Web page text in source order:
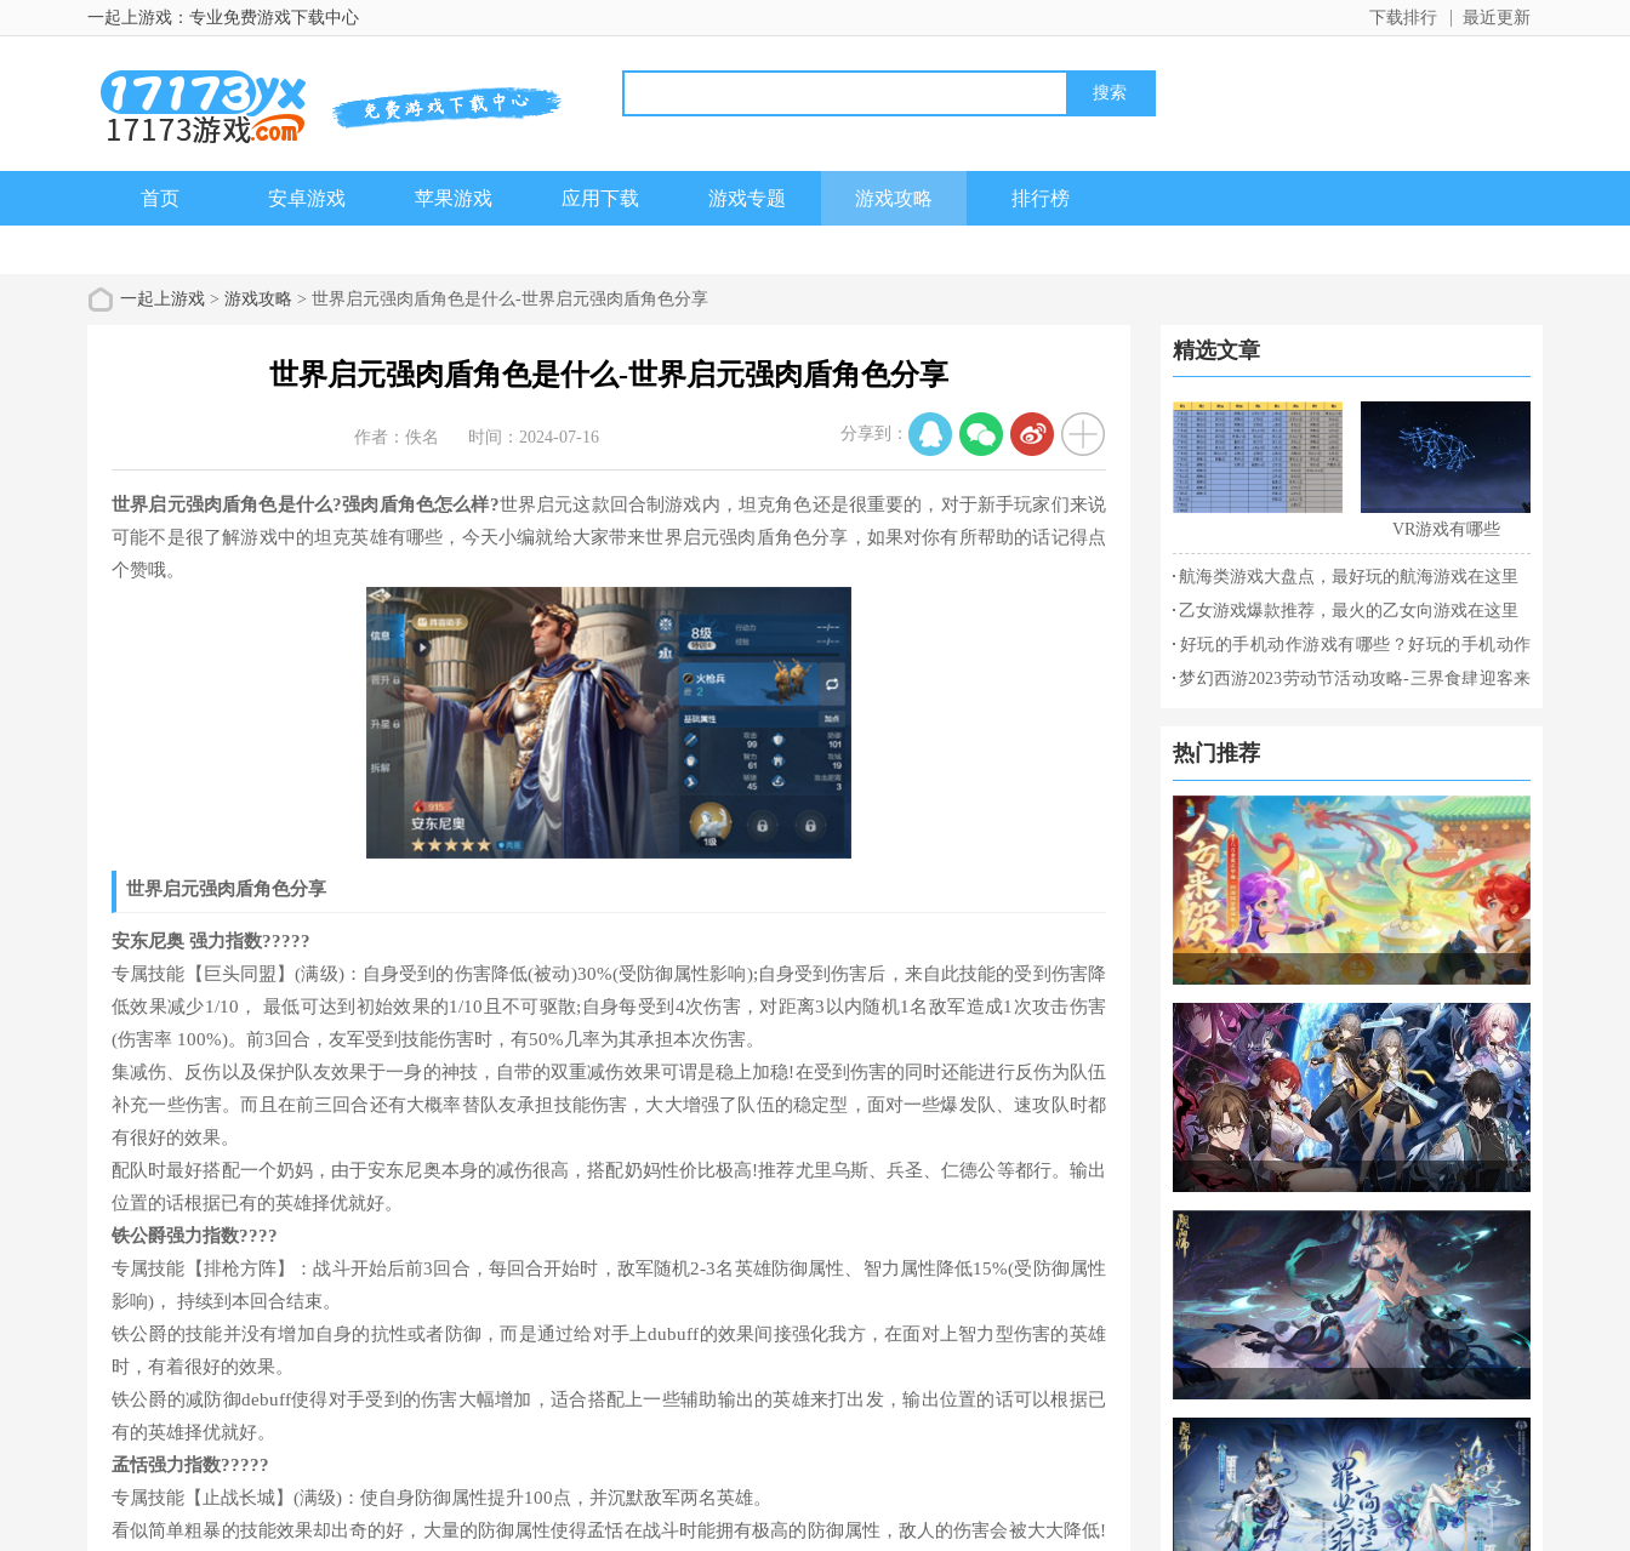
一起上游戏：专业免费游戏下载中心 最近更新
下载排行
首页 安卓游戏 苹果游戏 应用下载 游戏专题 游戏攻略 排行榜
一起上游戏 > 游戏攻略 > 世界启元强肉盾角色是什么-世界启元强肉盾角色分享
世界启元强肉盾角色是什么-世界启元强肉盾角色分享
作者：佚名 时间：2024-07-16
世界启元强肉盾角色是什么?强肉盾角色怎么样?世界启元这款回合制游戏内，坦克角色还是很重要的，对于新手玩家们来说
可能不是很了解游戏中的坦克英雄有哪些，今天小编就给大家带来世界启元强肉盾角色分享，如果对你有所帮助的话记得点
个赞哦。
世界启元强肉盾角色分享
安东尼奥 强力指数?????
专属技能【巨头同盟】(满级)：自身受到的伤害降低(被动)30%(受防御属性影响);自身受到伤害后，来自此技能的受到伤害降
低效果减少1/10， 最低可达到初始效果的1/10且不可驱散;自身每受到4次伤害，对距离3以内随机1名敌军造成1次攻击伤害
(伤害率 100%)。前3回合，友军受到技能伤害时，有50%几率为其承担本次伤害。
集减伤、反伤以及保护队友效果于一身的神技，自带的双重减伤效果可谓是稳上加稳!在受到伤害的同时还能进行反伤为队伍
补充一些伤害。而且在前三回合还有大概率替队友承担技能伤害，大大增强了队伍的稳定型，面对一些爆发队、速攻队时都
有很好的效果。
配队时最好搭配一个奶妈，由于安东尼奥本身的减伤很高，搭配奶妈性价比极高!推荐尤里乌斯、兵圣、仁德公等都行。输出
位置的话根据已有的英雄择优就好。
铁公爵强力指数????
专属技能【排枪方阵】：战斗开始后前3回合，每回合开始时，敌军随机2-3名英雄防御属性、智力属性降低15%(受防御属性
影响)， 持续到本回合结束。
铁公爵的技能并没有增加自身的抗性或者防御，而是通过给对手上dubuff的效果间接强化我方，在面对上智力型伤害的英雄
时，有着很好的效果。
铁公爵的减防御debuff使得对手受到的伤害大幅增加，适合搭配上一些辅助输出的英雄来打出发，输出位置的话可以根据已
有的英雄择优就好。
孟恬强力指数?????
专属技能【止战长城】(满级)：使自身防御属性提升100点，并沉默敌军两名英雄。
看似简单粗暴的技能效果却出奇的好，大量的防御属性使得孟恬在战斗时能拥有极高的防御属性，敌人的伤害会被大大降低!
分享到：
精选文章
VR游戏有哪些
航海类游戏大盘点，最好玩的航海游戏在这里
乙女游戏爆款推荐，最火的乙女向游戏在这里
好玩的手机动作游戏有哪些？好玩的手机动作
游戏推荐
梦幻西游2023劳动节活动攻略-三界食肆迎客来
热门推荐